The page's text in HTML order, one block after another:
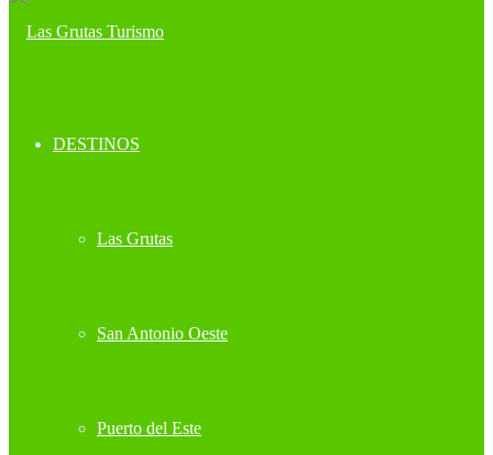
DESTINOS
Las Grutas
San Antonio Oeste
Puerto del Este